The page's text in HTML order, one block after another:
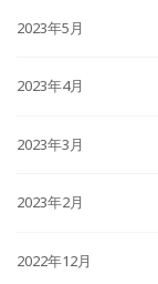
2023年5月
2023年4月
2023年3月
2023年2月
2022年12月